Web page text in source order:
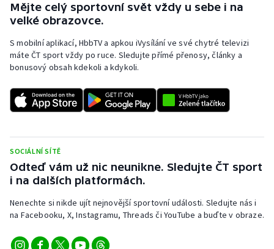
Rychlobruslení
Rychlostní kanoistika
Sportovní střelba
Stolní tenis
Triatlon
Veslování
Mějte celý sportovní svět vždy u sebe i na
velké obrazovce.
S mobilní aplikací, HbbTV a apkou iVysílání ve své chytré televizi
máte ČT sport vždy po ruce. Sledujte přímé přenosy, články a
bonusový obsah kdekoli a kdykoli.
SOCIÁLNÍ SÍTĚ
Odteď vám už nic neunikne. Sledujte ČT sport
i na dalších platformách.
Nenechte si nikde ujít nejnovější sportovní události. Sledujte nás i
na Facebooku, X, Instagramu, Threads či YouTube a buďte v obraze.